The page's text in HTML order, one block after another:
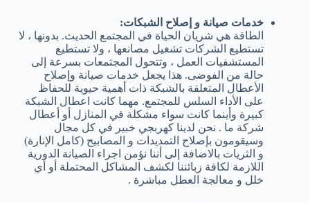
خدمات صيانة و إصلاح الشبكات:
الطاقة هي شريان الحياة في المجتمع الحديث. بدونها ، لا
تستطيع الشركات تشغيل مصانعها ، ولا تستطيع
المستشفيات العمل ، وتتحول المجتمعات بسرعة إلى
حالة من الفوضى. هذا يجعل خدمات صيانة وإصلاح
الأعطال المتعلقة بالشبكة ذات أهمية حيوية للحفاظ
على الأداء السلس للمجتمع. مهما كانت اعطال الشبكة
كبيرة وأينما كانت سواء مشكلة في المنازل أو أعطال
شركة ما . نحن لدينا كهربجي خبير في كل مجال
وسيقومون بإصلاح التمديدات و المصابيح (كامل الإنارة)
و الثريات بالاضافة إلى أننا نؤمن اجراء الصيانة الدورية
اللازمة لكافة زبائننا لكشف المشاكل المحتملة أو أي
خلل و معالجة العطل مباشرة .